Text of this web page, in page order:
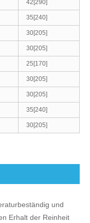
42[290]
35[240]
30[205]
30[205]
25[170]
30[205]
30[205]
35[240]
30[205]
und
Erhalt der Reinheit